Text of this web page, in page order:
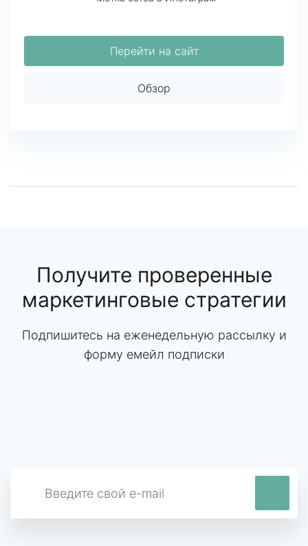
Перейти на сайт
Обзор
Получите проверенные
маркетинговые стратегии
Подпишитесь на еженедельную рассылку и
форму емейл подписки